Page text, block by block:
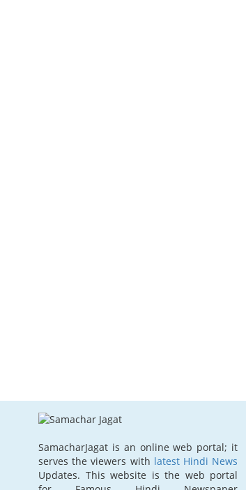
SamacharJagat is an online web portal; it
serves the viewers with latest Hindi News
Updates. This website is the web portal